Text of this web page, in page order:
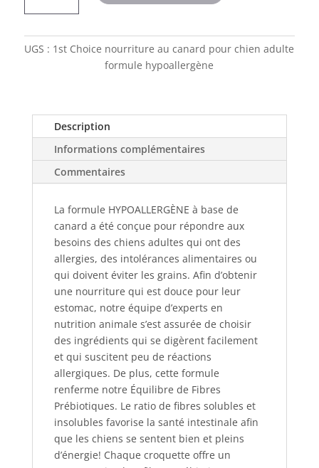
nourriture
UGS : 1st Choice nourriture au canard pour chien adulte
formule hypoallergène
Description
Informations complémentaires
Commentaires
La formule HYPOALLERGÈNE à base de
canard a été conçue pour répondre aux
besoins des chiens adultes qui ont des
allergies, des intolérances alimentaires ou
qui doivent éviter les grains. Afin d’obtenir
une nourriture qui est douce pour leur
estomac, notre équipe d’experts en
nutrition animale s’est assurée de choisir
des ingrédients qui se digèrent facilement
et qui suscitent peu de réactions
allergiques. De plus, cette formule
renferme notre Équilibre de Fibres
Prébiotiques. Le ratio de fibres solubles et
insolubles favorise la santé intestinale afin
que les chiens se sentent bien et pleins
d’énergie! Chaque croquette offre un